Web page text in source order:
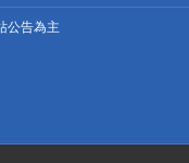
公告為主